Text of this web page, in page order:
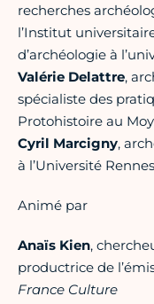
recherches
l’Institut
d’archéologie à
Valérie Delattre,
spécialiste des
Protohistoire au
Cyril Marcigny,
à l’Université
Animé par
Anaïs Kien,
productrice de
France Culture